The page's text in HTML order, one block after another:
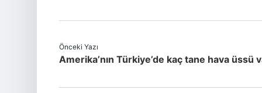
Önceki Yazı
Amerika’nın Türkiye’de kaç tane hava üssü